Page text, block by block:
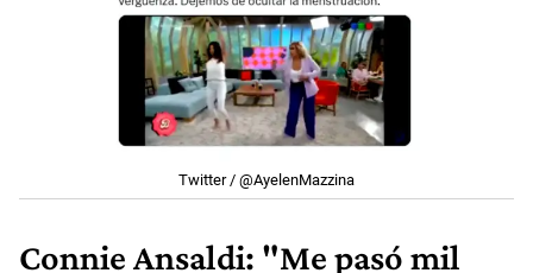
Twitter / @AyelenMazzina
Connie Ansaldi: "Me pasó mil